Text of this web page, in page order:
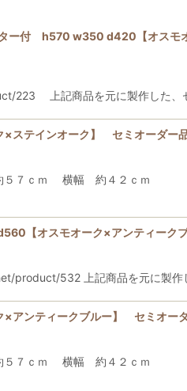
絞り込む
ー付 h570 w350 d420【オス
上記商品を元に製作した、セ
×ステインオーク】 セミオーダ
５７ｃｍ 横幅 約４２ｃｍ
【オスモオーク×アンティー
532 上記商品を元に製
×アンティークブルー】 セミオ
５７ｃｍ 横幅 約４２ｃｍ